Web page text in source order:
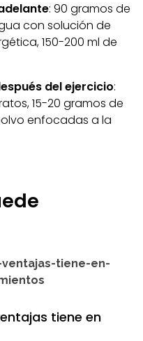
: 90 gramos de
con solución de
150-200 ml de
del ejercicio:
15-20 gramos de
enfocadas a la
tiene en